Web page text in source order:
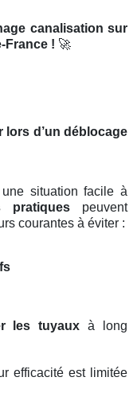
canalisation sur
France ! 🚀
lors d’un déblocage
situation facile à
pratiques peuvent
courantes à éviter :
les tuyaux à long
efficacité est limitée